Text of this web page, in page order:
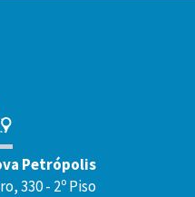
Petrópolis
330 - 2º Piso